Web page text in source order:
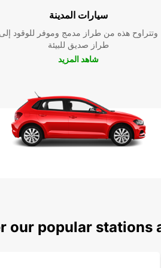
سيارات المدينة
وتتراوح هذه من طراز مدمج وموفر للوقود إلى
طراز صديق للبيئة
شاهد المزيد
our popular stations